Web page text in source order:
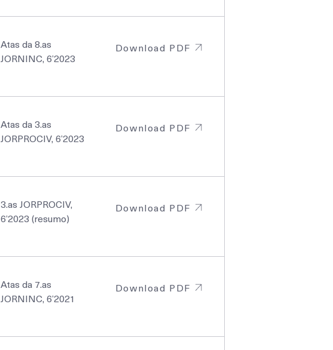
Atas da 8.as
JORNINC, 6’2023
Download PDF
Atas da 3.as
JORPROCIV, 6’2023
Download PDF
3.as JORPROCIV,
6’2023 (resumo)
Download PDF
Atas da 7.as
JORNINC, 6’2021
Download PDF